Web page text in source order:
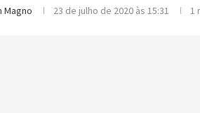
Magno 23 de julho de 2020 às 15:31 1